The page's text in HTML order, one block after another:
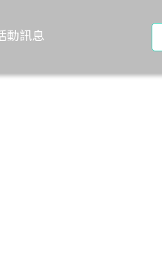
動訊息